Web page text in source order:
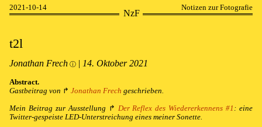
2021-10-14 Notizen zur Fotografie
NzF
t2l
Jonathan Frech ⓘ | 14⁠.⁠ Oktober 2021
Abstract.
Gast­bei­trag von ↱ Jo­na­than Frech ge­schrieben.
Mein Bei­trag zur Aus­stel­lung ↱ Der Re­flex des Wie­der­er­ken­nens #1 : ei­ne
Twit­ter-ge­speist­e LED-Un­ter­strei­chung ei­nes mei­ner So­nette.